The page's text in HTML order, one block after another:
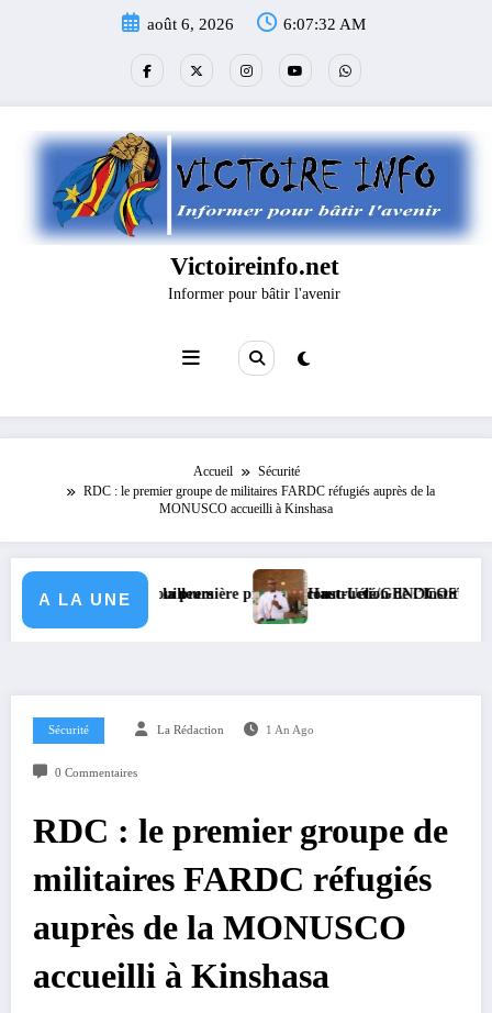
août 6, 2026 6:07:33 AM
Victoireinfo.net
Informer pour bâtir l'avenir
Accueil
Sécurité
RDC : le premier groupe de militaires FARDC réfugiés auprès de la
MONUSCO accueilli à Kinshasa
A LA UNE
première pierre de construction de l’Institut Somana de Vube
Haut-Uélé/GENOCOST : le Vice-gouverneur
Sécurité La Rédaction 1 An Ago
0 Commentaires
RDC : le premier groupe de
militaires FARDC réfugiés
auprès de la MONUSCO
accueilli à Kinshasa